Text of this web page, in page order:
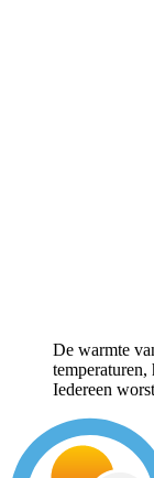
De warmte
temperaturen,
Iedereen